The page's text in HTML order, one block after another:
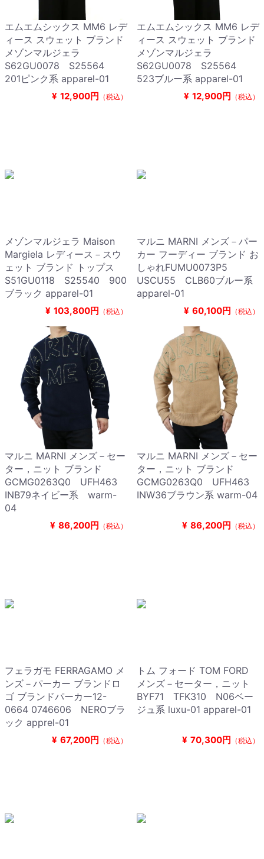
エムエムシックス MM6 レデ
ィース スウェット ブランド
メゾンマルジェラ
S62GU0078 S25564
201ピンク系 apparel-01
¥ 12,900円 （税込）
エムエムシックス MM6 レデ
ィース スウェット ブランド
メゾンマルジェラ
S62GU0078 S25564
523ブルー系 apparel-01
¥ 12,900円 （税込）
メゾンマルジェラ Maison
Margiela レディース－スウ
ェット ブランド トップス
S51GU0118 S25540 900
ブラック apparel-01
¥ 103,800円 （税込）
マルニ MARNI メンズ－パー
カー フーディー ブランド お
しゃれFUMU0073P5
USCU55 CLB60ブルー系
apparel-01
¥ 60,100円 （税込）
マルニ MARNI メンズ－セー
ター，ニット ブランド
GCMG0263Q0 UFH463
INB79ネイビー系 warm-
04
¥ 86,200円 （税込）
マルニ MARNI メンズ－セー
ター，ニット ブランド
GCMG0263Q0 UFH463
INW36ブラウン系 warm-04
¥ 86,200円 （税込）
フェラガモ FERRAGAMO メ
ンズ－パーカー ブランドロ
ゴ ブランドパーカー12-
0664 0746606 NEROブラ
ック apprel-01
¥ 67,200円 （税込）
トム フォード TOM FORD
メンズ－セーター，ニット
BYF71 TFK310 N06ベー
ジュ系 luxu-01 apparel-01
¥ 70,300円 （税込）